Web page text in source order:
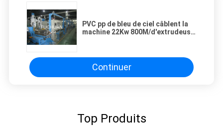
PVC pp de bleu de ciel câblent la
machine 22Kw 800M/d'extrudeuse
Continuer
Top Produits